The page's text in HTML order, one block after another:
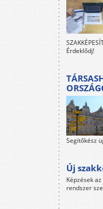
Érdeklődj!
Segítőkész
Új
Képzések
rendszer